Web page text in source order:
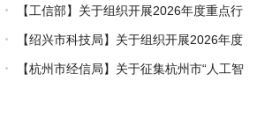
创新对口合作事项的通知
【工信部】关于组织开展2026年度重点行
业能效、碳效领跑者企业推荐工作的通知
【绍兴市科技局】关于组织开展2026年度
市级概念验证中心申报工作的通知
【杭州市经信局】关于征集杭州市“人工智